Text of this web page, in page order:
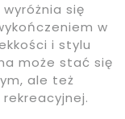
się
w
i stylu
może stać się
ale też